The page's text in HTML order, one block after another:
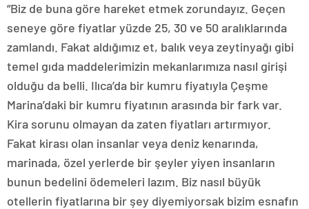
“Biz de buna göre hareket etmek zorundayız. Geçen
seneye göre fiyatlar yüzde 25, 30 ve 50 aralıklarında
zamlandı. Fakat aldığımız et, balık veya zeytinyağı gibi
temel gıda maddelerimizin mekanlarımıza nasıl girişi
olduğu da belli. Ilıca’da bir kumru fiyatıyla Çeşme
Marina’daki bir kumru fiyatının arasında bir fark var.
Kira sorunu olmayan da zaten fiyatları artırmıyor.
Fakat kirası olan insanlar veya deniz kenarında,
marinada, özel yerlerde bir şeyler yiyen insanların
bunun bedelini ödemeleri lazım. Biz nasıl büyük
otellerin fiyatlarına bir şey diyemiyorsak bizim esnafın